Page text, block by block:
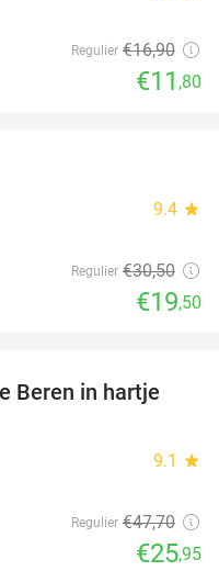
Regulier €16,90
€11 ,80
9.4 star
Regulier €30,50
€19,50
46%
Beren in hartje
9.1 star
Regulier €47,70
€25,95